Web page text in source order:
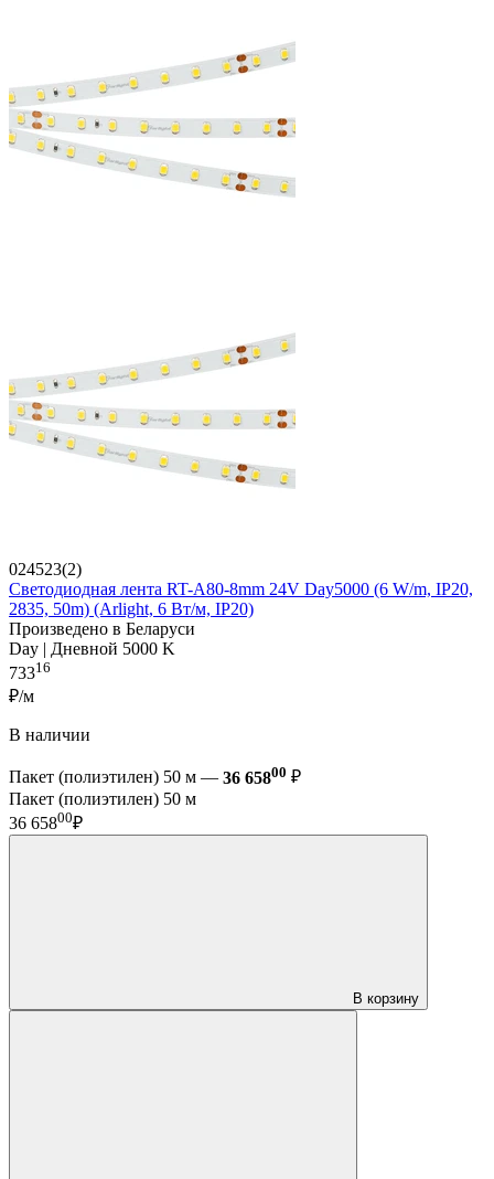
024523(2)
Светодиодная лента RT-A80-8mm 24V Day5000 (6 W/m, IP20,
2835, 50m) (Arlight, 6 Вт/м, IP20)
Произведено в Беларуси
Day | Дневной 5000 K
73316
₽/м
В наличии
Пакет (полиэтилен) 50 м — 36 65800 ₽
Пакет (полиэтилен) 50 м
36 65800₽
В корзину